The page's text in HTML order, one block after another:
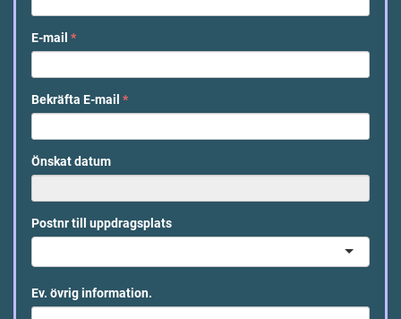
E-mail *
Bekräfta E-mail *
Önskat datum
Postnr till uppdragsplats
Ev. övrig information.